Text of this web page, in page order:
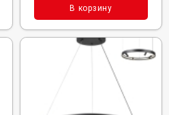
В корзину